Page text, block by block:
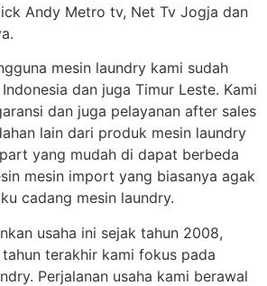
Andy Metro tv, Net Tv Jogja dan
mesin laundry kami sudah
dan juga Timur Leste. Kami
dan juga pelayanan after sales
lain dari produk mesin laundry
yang mudah di dapat berbeda
mesin import yang biasanya agak
cadang mesin laundry.
usaha ini sejak tahun 2008,
terakhir kami fokus pada
Perjalanan usaha kami berawal